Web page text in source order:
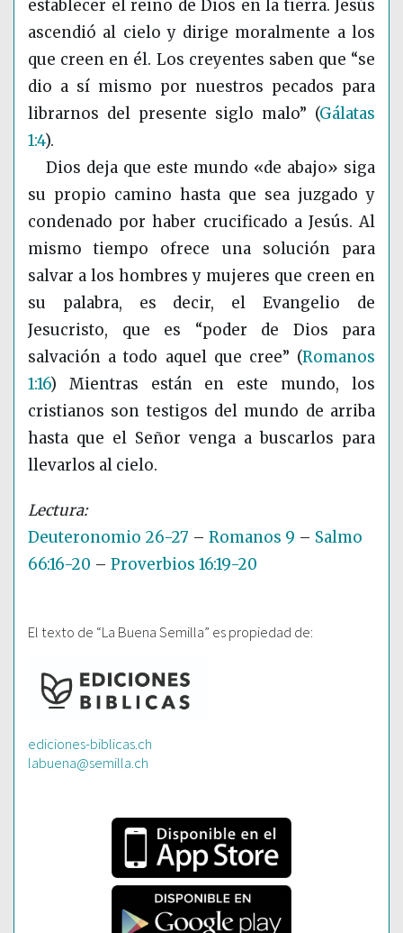
establecer el reino de Dios en la tierra. Jesús
ascendió al cielo y dirige moralmente a los
que creen en él. Los creyentes saben que “se
dio a sí mismo por nuestros pecados para
librarnos del presente siglo malo” (Gálatas
1:4).
Dios deja que este mundo «de abajo» siga
su propio camino hasta que sea juzgado y
condenado por haber crucificado a Jesús. Al
mismo tiempo ofrece una solución para
salvar a los hombres y mujeres que creen en
su palabra, es decir, el Evangelio de
Jesucristo, que es “poder de Dios para
salvación a todo aquel que cree” (Romanos
1:16) Mientras están en este mundo, los
cristianos son testigos del mundo de arriba
hasta que el Señor venga a buscarlos para
llevarlos al cielo.
Deuteronomio 26-27 – Romanos 9 – Salmo
66:16-20 – Proverbios 16:19-20
El texto de “La Buena Semilla” es propiedad de:
ediciones-biblicas.ch
labuena@semilla.ch